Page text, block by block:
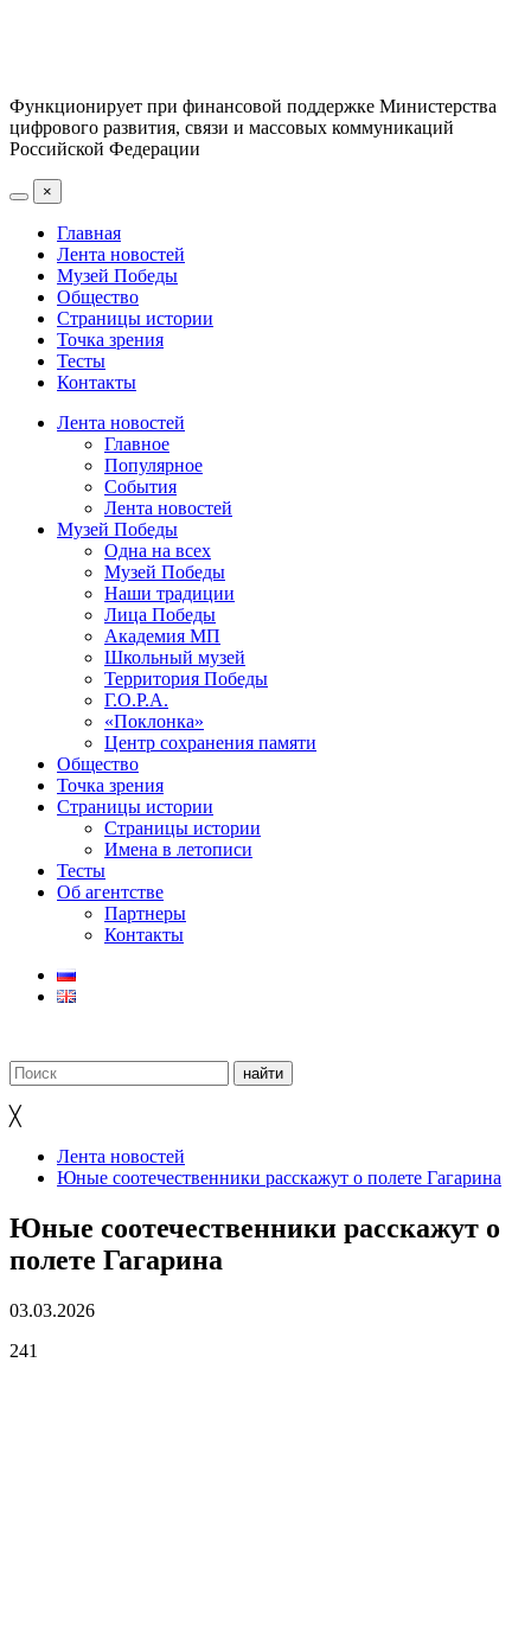
Функционирует при финансовой поддержке Министерства
цифрового развития, связи и массовых коммуникаций
Российской Федерации
×
Главная
Лента новостей
Музей Победы
Общество
Страницы истории
Точка зрения
Тесты
Контакты
Лента новостей
Главное
Популярное
События
Лента новостей
Музей Победы
Одна на всех
Музей Победы
Наши традиции
Лица Победы
Академия МП
Школьный музей
Территория Победы
Г.О.Р.А.
«Поклонка»
Центр сохранения памяти
Общество
Точка зрения
Страницы истории
Страницы истории
Имена в летописи
Тесты
Об агентстве
Партнеры
Контакты
╳
Лента новостей
Юные соотечественники расскажут о полете Гагарина
Юные соотечественники расскажут о
полете Гагарина
03.03.2026
241